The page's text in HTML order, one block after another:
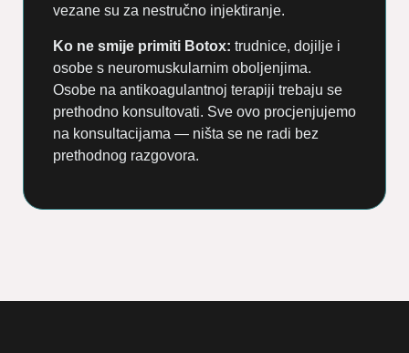
vezane su za nestručno injektiranje.
Ko ne smije primiti Botox: trudnice, dojilje i
osobe s neuromuskularnim oboljenjima.
Osobe na antikoagulantnoj terapiji trebaju se
prethodno konsultovati. Sve ovo procjenjujemo
na konsultacijama — ništa se ne radi bez
prethodnog razgovora.